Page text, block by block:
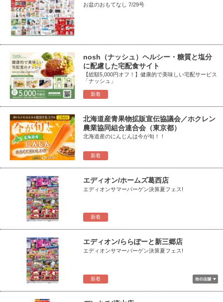
お盆のおもてなし 7/29号
新着
nosh（ナッシュ）ヘルシー・糖質と塩分
に配慮した宅配食サイト
【総額5,000円オフ！】健康的で美味しい宅配サービス
「ナッシュ」
新着
北海道産青果物拡販宣伝協議会／ホクレン
農業協同組合連合会（東京都）
北海道産のにんじんは今が旬！！
新着
エディオン/ホームズ葛西店
エディオンサマーバーゲン決算夏フェス!
新着
エディオン/ららぽーと新三郷店
エディオンサマーバーゲン決算夏フェス!